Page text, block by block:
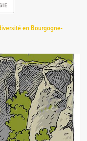
en Bourgogne-